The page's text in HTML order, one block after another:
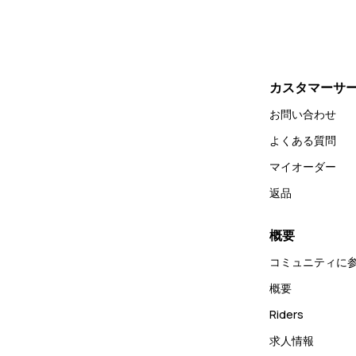
カスタマーサ
お問い合わせ
よくある質問
マイオーダー
返品
概要
コミュニティに
概要
Riders
求人情報